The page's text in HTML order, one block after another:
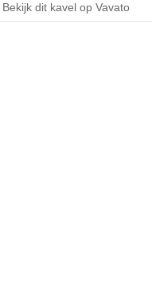
Bekijk dit kavel op Vavato